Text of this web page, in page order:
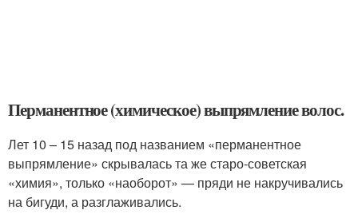
Перманентное (химическое) выпрямление волос.
Лет 10 – 15 назад под названием «перманентное
выпрямление» скрывалась та же старо-советская
«химия», только «наоборот» — пряди не накручивались
на бигуди, а разглаживались.